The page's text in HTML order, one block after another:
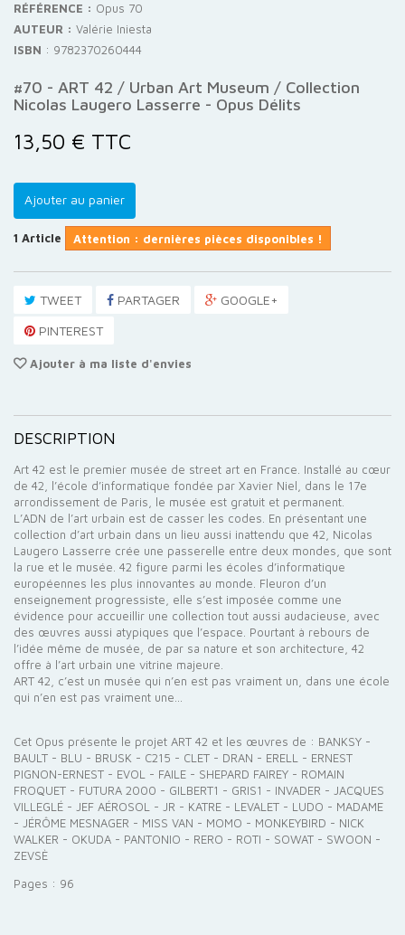
RÉFÉRENCE : Opus 70
AUTEUR : Valérie Iniesta
ISBN : 9782370260444
#70 - ART 42 / Urban Art Museum / Collection
Nicolas Laugero Lasserre - Opus Délits
13,50 € TTC
Ajouter au panier
1 Article Attention : dernières pièces disponibles !
TWEET PARTAGER
GOOGLE+
PINTEREST
Ajouter à ma liste d'envies
DESCRIPTION
Art 42 est le premier musée de street art en France. Installé au cœur
de 42, l’école d’informatique fondée par Xavier Niel, dans le 17e
arrondissement de Paris, le musée est gratuit et permanent.
L’ADN de l’art urbain est de casser les codes. En présentant une
collection d’art urbain dans un lieu aussi inattendu que 42, Nicolas
Laugero Lasserre crée une passerelle entre deux mondes, que sont
la rue et le musée. 42 figure parmi les écoles d’informatique
européennes les plus innovantes au monde. Fleuron d’un
enseignement progressiste, elle s’est imposée comme une
évidence pour accueillir une collection tout aussi audacieuse, avec
des œuvres aussi atypiques que l’espace. Pourtant à rebours de
l’idée même de musée, de par sa nature et son architecture, 42
offre à l’art urbain une vitrine majeure.
ART 42, c’est un musée qui n’en est pas vraiment un, dans une école
qui n’en est pas vraiment une…
Cet Opus présente le projet ART 42 et les œuvres de : BANKSY -
BAULT - BLU - BRUSK - C215 - CLET - DRAN - ERELL - ERNEST
PIGNON-ERNEST - EVOL - FAILE - SHEPARD FAIREY - ROMAIN
FROQUET - FUTURA 2000 - GILBERT1 - GRIS1 - INVADER - JACQUES
VILLEGLÉ - JEF AÉROSOL - JR - KATRE - LEVALET - LUDO - MADAME
- JÉRÔME MESNAGER - MISS VAN - MOMO - MONKEYBIRD - NICK
WALKER - OKUDA - PANTONIO - RERO - ROTI - SOWAT - SWOON -
ZEVSÈ
Pages : 96